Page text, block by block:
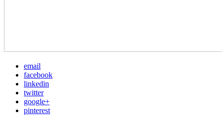
email
facebook
linkedin
twitter
google+
pinterest